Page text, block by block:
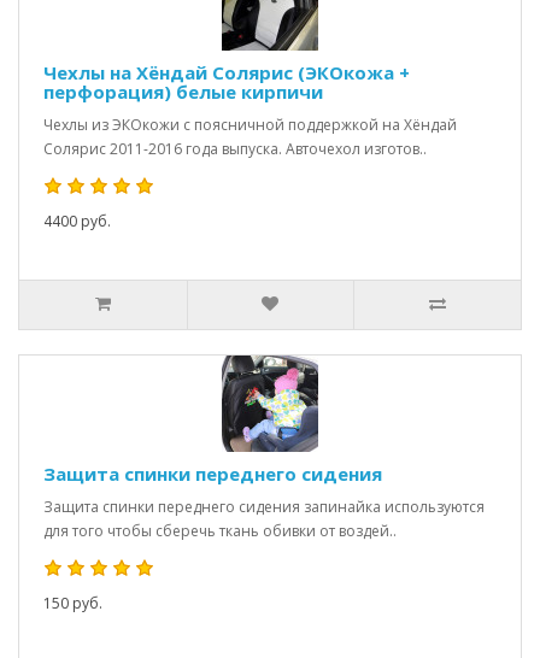
Чехлы на Хёндай Солярис (ЭКОкожа +
перфорация) белые кирпичи
Чехлы из ЭКОкожи с поясничной поддержкой на Хёндай
Солярис 2011-2016 года выпуска. Авточехол изготов..
4400 руб.
Защита спинки переднего сидения
Защита спинки переднего сидения запинайка используются
для того чтобы сберечь ткань обивки от воздей..
150 руб.